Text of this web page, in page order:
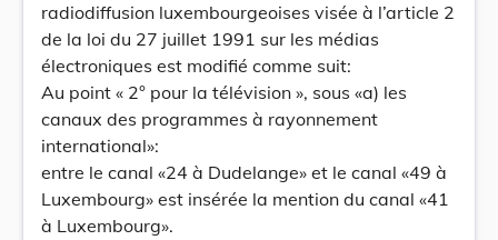
radiodiffusion luxembourgeoises visée à l’article 2
de la loi du 27 juillet 1991 sur les médias
électroniques est modifié comme suit:
Au point « 2° pour la télévision », sous «a) les
canaux des programmes à rayonnement
international»:
entre le canal «24 à Dudelange» et le canal «49 à
Luxembourg» est insérée la mention du canal «41
à Luxembourg».